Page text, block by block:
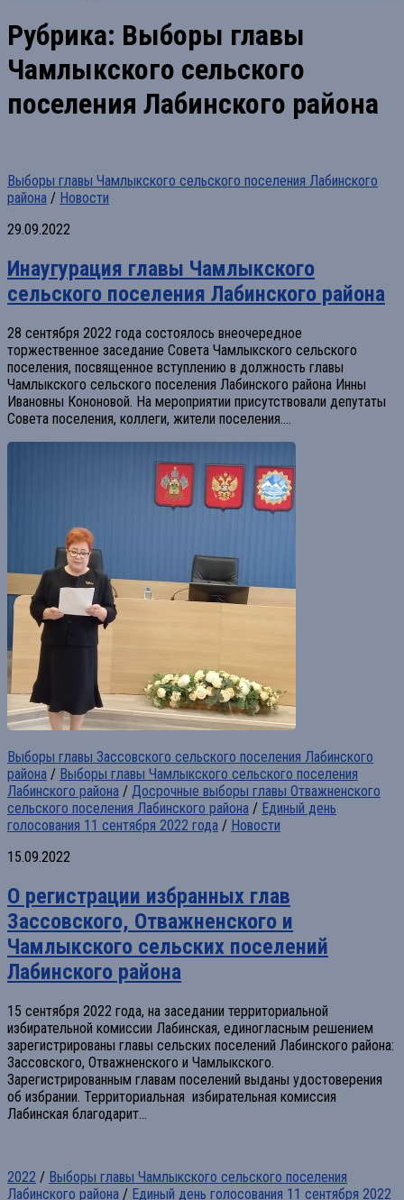
Рубрика: Выборы главы
Чамлыкского сельского
поселения Лабинского района
Выборы главы Чамлыкского сельского поселения Лабинского
района / Новости
29.09.2022
Инаугурация главы Чамлыкского
сельского поселения Лабинского района
28 сентября 2022 года состоялось внеочередное
торжественное заседание Совета Чамлыкского сельского
поселения, посвященное вступлению в должность главы
Чамлыкского сельского поселения Лабинского района Инны
Ивановны Кононовой. На мероприятии присутствовали депутаты
Совета поселения, коллеги, жители поселения....
Выборы главы Зассовского сельского поселения Лабинского
района / Выборы главы Чамлыкского сельского поселения
Лабинского района / Досрочные выборы главы Отважненского
сельского поселения Лабинского района / Единый день
голосования 11 сентября 2022 года / Новости
15.09.2022
О регистрации избранных глав
Зассовского, Отважненского и
Чамлыкского сельских поселений
Лабинского района
15 сентября 2022 года, на заседании территориальной
избирательной комиссии Лабинская, единогласным решением
зарегистрированы главы сельских поселений Лабинского района:
Зассовского, Отважненского и Чамлыкского.
Зарегистрированным главам поселений выданы удостоверения
об избрании. Территориальная избирательная комиссия
Лабинская благодарит...
2022 / Выборы главы Чамлыкского сельского поселения
Лабинского района / Единый день голосования 11 сентября 2022